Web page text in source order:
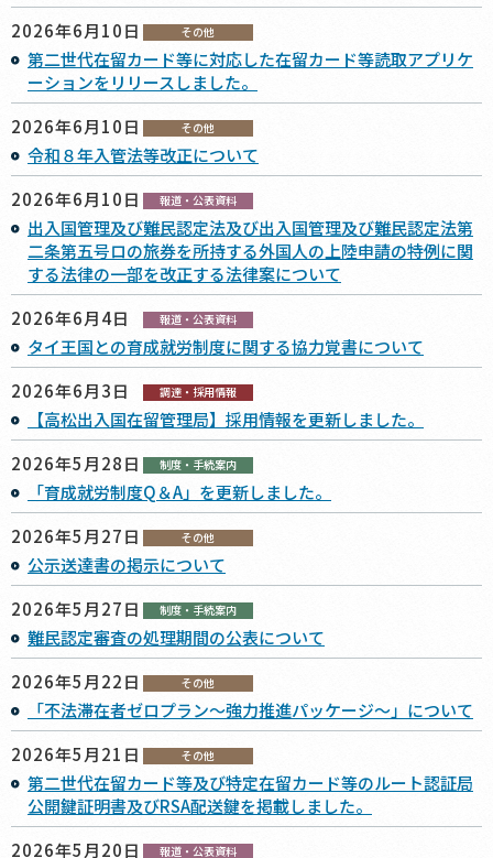
2026年6月10日
その他
第二世代在留カード等に対応した在留カード等読取アプリケ
ーションをリリースしました。
2026年6月10日
その他
令和８年入管法等改正について
2026年6月10日
報道・公表資料
出入国管理及び難民認定法及び出入国管理及び難民認定法第
二条第五号ロの旅券を所持する外国人の上陸申請の特例に関
する法律の一部を改正する法律案について
2026年6月4日
報道・公表資料
タイ王国との育成就労制度に関する協力覚書について
2026年6月3日
調達・採用情報
【高松出入国在留管理局】採用情報を更新しました。
2026年5月28日
制度・手続案内
「育成就労制度Q＆A」を更新しました。
2026年5月27日
その他
公示送達書の掲示について
2026年5月27日
制度・手続案内
難民認定審査の処理期間の公表について
2026年5月22日
その他
「不法滞在者ゼロプラン～強力推進パッケージ～」について
2026年5月21日
その他
第二世代在留カード等及び特定在留カード等のルート認証局
公開鍵証明書及びRSA配送鍵を掲載しました。
2026年5月20日
報道・公表資料